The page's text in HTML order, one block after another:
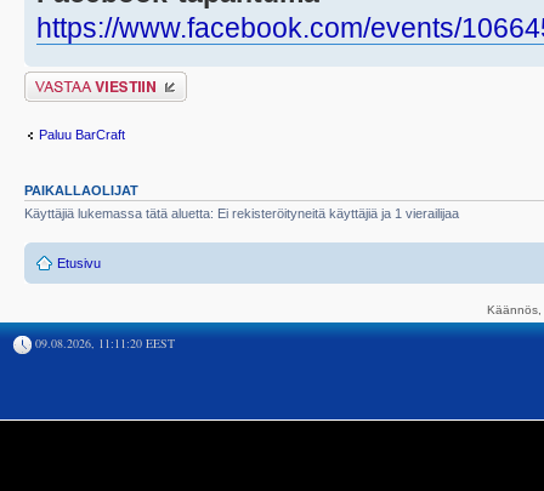
https://www.facebook.com/events/
Lähetä vastaus
Paluu BarCraft
PAIKALLAOLIJAT
Käyttäjiä lukemassa tätä aluetta: Ei rekisteröityneitä käyttäjiä ja 1 vierailijaa
Etusivu
09.08.2026, 11:11:20 EEST